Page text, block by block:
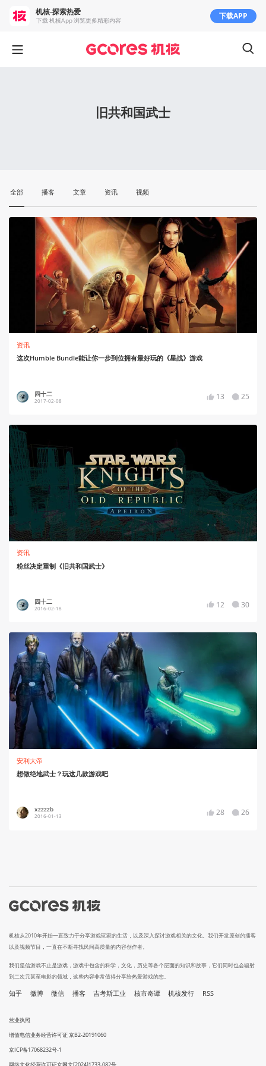
旧共和国武士
全部 播客 文章 资讯 视频
资讯
这次Humble Bundle能让你一步到位拥有最好玩的《星战》游戏
四十二
2017-02-08 13 25
资讯
粉丝决定重制《旧共和国武士》
四十二
2016-02-18 12 30
安利大帝
想做绝地武士？玩这几款游戏吧
xzzzzb
2016-01-13 28 26
机核从2010年开始一直致力于分享游戏玩家的生活，以及深入探讨游戏相关的文化。我们开发原创的播客
以及视频节目，一直在不断寻找民间高质量的内容创作者。
我们坚信游戏不止是游戏，游戏中包含的科学，文化，历史等各个层面的知识和故事，它们同时也会辐射
到二次元甚至电影的领域，这些内容非常值得分享给热爱游戏的您。
知乎 微博 微信 播客 吉考斯工业 核市奇谭 机核发行 RSS
营业执照
增值电信业务经营许可证 京B2-20191060
京ICP备17068232号-1
机核-探索热爱
下载 机核App 浏览更多精彩内容 下载APP